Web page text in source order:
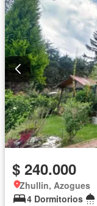
$ 240.000
Zhullin, Azogues
4 Dormitorios